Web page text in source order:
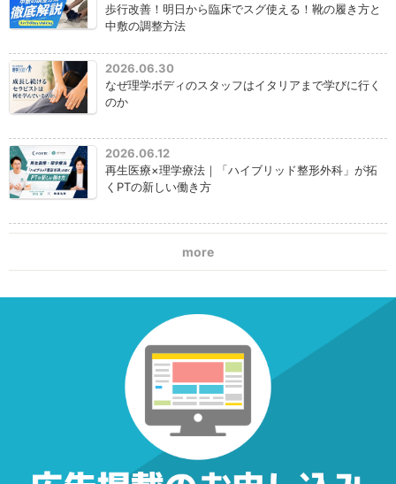
歩行改善！明日から臨床でスグ使える！靴の履き方と
中敷の調整方法
2026.06.30
なぜ理学ボディのスタッフはイタリアまで学びに行く
のか
2026.06.12
再生医療×理学療法｜「ハイブリッド整形外科」が拓
くPTの新しい働き方
more